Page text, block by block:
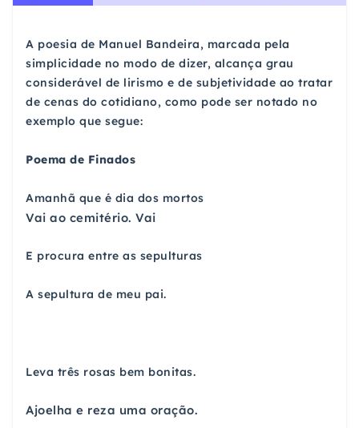
A poesia de Manuel Bandeira, marcada pela
simplicidade no modo de dizer, alcança grau
considerável de lirismo e de subjetividade ao tratar
de cenas do cotidiano, como pode ser notado no
exemplo que segue:
Poema de Finados
Amanhã que é dia dos mortos
Vai ao cemitério. Vai
E procura entre as sepulturas
A sepultura de meu pai.
Leva três rosas bem bonitas.
Ajoelha e reza uma oração.